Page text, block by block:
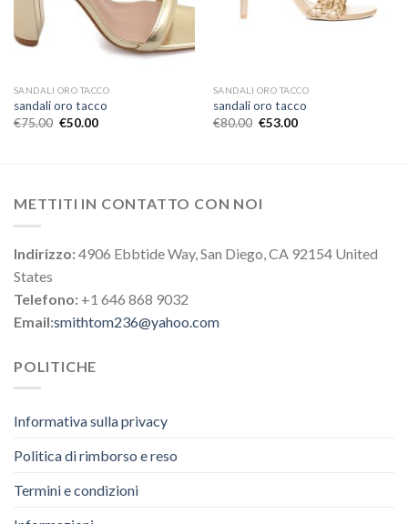
SANDALI ORO TACCO
sandali oro tacco
€75.00 €50.00
SANDALI ORO TACCO
sandali oro tacco
€80.00 €53.00
METTITI IN CONTATTO CON NOI
Indirizzo:4906 Ebbtide Way, San Diego, CA 92154 United
States
Telefono: +1 646 868 9032
Email:smithtom236@yahoo.com
POLITICHE
Informativa sulla privacy
Politica di rimborso e reso
Termini e condizioni